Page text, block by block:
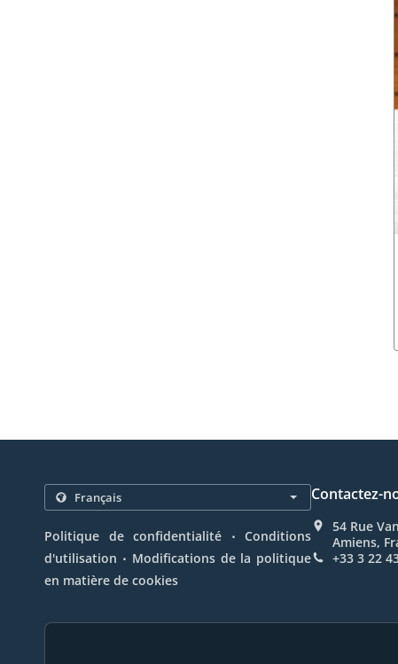
Politique de confidentialité . Conditions
d'utilisation . Modifications de la politique
en matière de cookies
Contactez-
54 Rue
Amiens,
+33 3 22